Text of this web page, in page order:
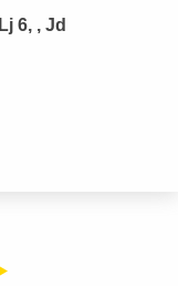
6, , Jd
Próximo